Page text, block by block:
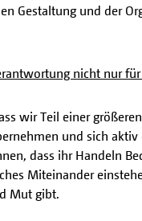
Gestaltung und der
nicht nur
wir Teil einer
und sich
dass ihr Handeln
Miteinander
Mut gibt.